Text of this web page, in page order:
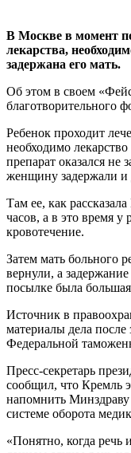
В Москве в момент
лекарства,
задержана его мать.
Об этом в своем
благотворительного
Ребенок проходит
необходимо
препарат оказался не
женщину задержали и
Там ее, как
часов, а в это время у
кровотечение.
Затем мать больного
вернули, а
посылке была
Источник в
материалы дела
Федеральной
Пресс-секретарь
сообщил, что Кремль
напомнить Минздраву
системе оборота
«Понятно, когда речь